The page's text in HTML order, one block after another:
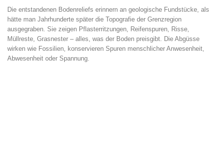
Die entstandenen Bodenreliefs erinnern an geologische Fundstücke, als
hätte man Jahrhunderte später die Topografie der Grenzregion
ausgegraben. Sie zeigen Pflasterritzungen, Reifenspuren, Risse,
Müllreste, Grasnester – alles, was der Boden preisgibt. Die Abgüsse
wirken wie Fossilien, konservieren Spuren menschlicher Anwesenheit,
Abwesenheit oder Spannung.